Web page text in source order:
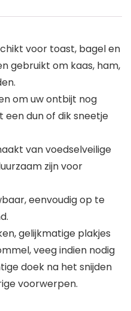
voor toast, bagel en
gebruikt om kaas, ham,
om uw ontbijt nog
dun of dik sneetje
van voedselveilige
zijn voor
eenvoudig op te
gelijkmatige plakjes
veeg indien nodig
doek na het snijden
voorwerpen.